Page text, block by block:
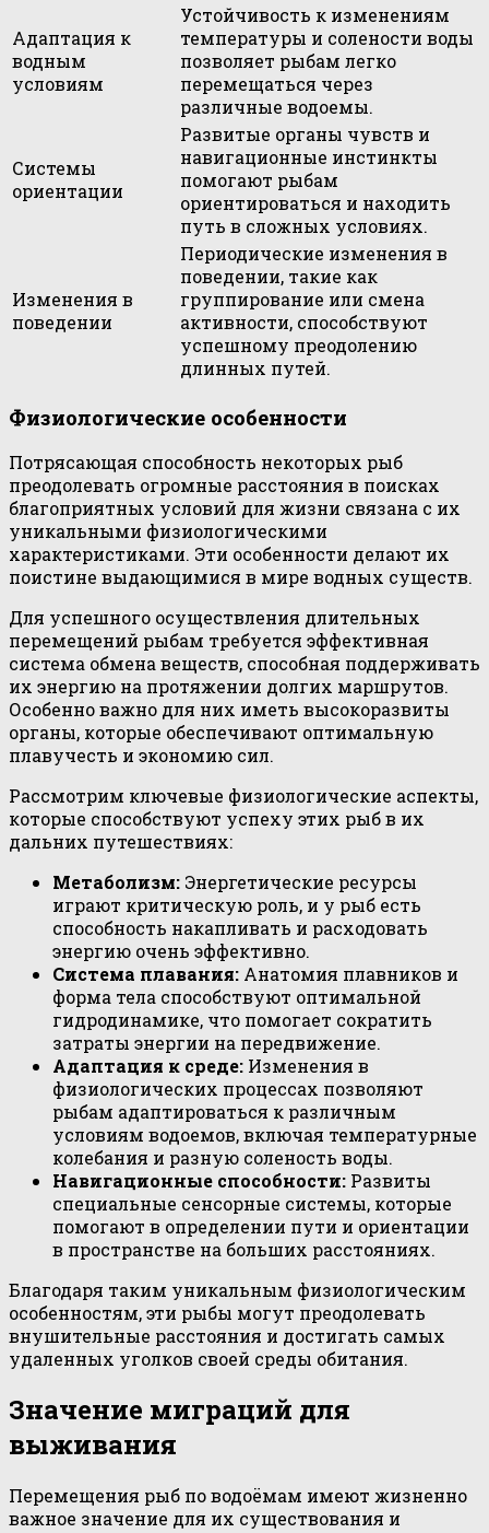
Адаптация к
водным
условиям
Устойчивость к изменениям
температуры и солености воды
позволяет рыбам легко
перемещаться через
различные водоемы.
Системы
ориентации
Развитые органы чувств и
навигационные инстинкты
помогают рыбам
ориентироваться и находить
путь в сложных условиях.
Изменения в
поведении
Периодические изменения в
поведении, такие как
группирование или смена
активности, способствуют
успешному преодолению
длинных путей.
Физиологические особенности
Потрясающая способность некоторых рыб
преодолевать огромные расстояния в поисках
благоприятных условий для жизни связана с их
уникальными физиологическими
характеристиками. Эти особенности делают их
поистине выдающимися в мире водных существ.
Для успешного осуществления длительных
перемещений рыбам требуется эффективная
система обмена веществ, способная поддерживать
их энергию на протяжении долгих маршрутов.
Особенно важно для них иметь высокоразвиты
органы, которые обеспечивают оптимальную
плавучесть и экономию сил.
Рассмотрим ключевые физиологические аспекты,
которые способствуют успеху этих рыб в их
дальних путешествиях:
Метаболизм: Энергетические ресурсы
играют критическую роль, и у рыб есть
способность накапливать и расходовать
энергию очень эффективно.
Система плавания: Анатомия плавников и
форма тела способствуют оптимальной
гидродинамике, что помогает сократить
затраты энергии на передвижение.
Адаптация к среде: Изменения в
физиологических процессах позволяют
рыбам адаптироваться к различным
условиям водоемов, включая температурные
колебания и разную соленость воды.
Навигационные способности: Развиты
специальные сенсорные системы, которые
помогают в определении пути и ориентации
в пространстве на больших расстояниях.
Благодаря таким уникальным физиологическим
особенностям, эти рыбы могут преодолевать
внушительные расстояния и достигать самых
удаленных уголков своей среды обитания.
Значение миграций для
выживания
Перемещения рыб по водоёмам имеют жизненно
важное значение для их существования и